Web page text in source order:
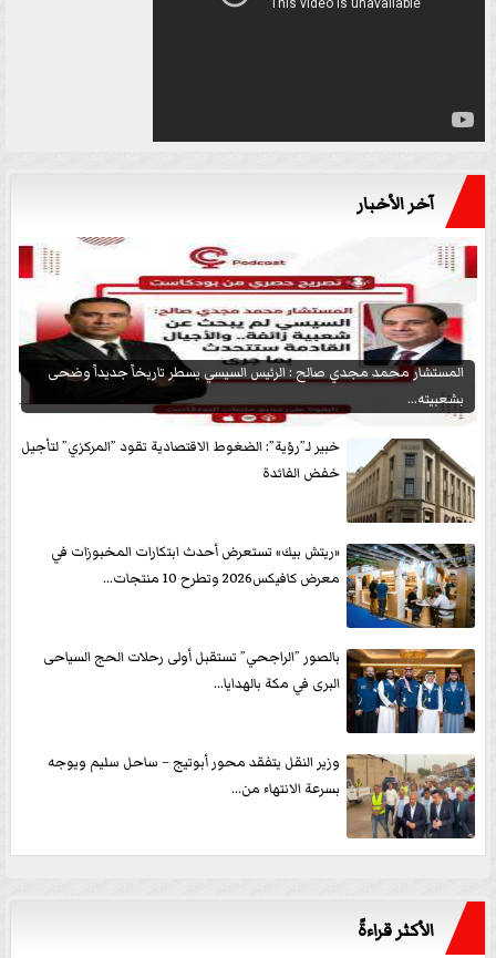
آخر الأخبار
المستشار محمد مجدي صالح : الرئيس السيسي يسطر تاريخاً جديداً وضحى
بشعبيته...
خبير لـ”رؤية”: الضغوط الاقتصادية تقود ”المركزي” لتأجيل
خفض الفائدة
«ريتش بيك» تستعرض أحدث ابتكارات المخبوزات في
معرض كافيكس2026 وتطرح 10 منتجات...
بالصور ”الراجحي” تستقبل أولى رحلات الحج السياحى
البرى في مكة بالهدايا...
وزير النقل يتفقد محور أبوتيج – ساحل سليم ويوجه
بسرعة الانتهاء من...
الأكثر قراءةً